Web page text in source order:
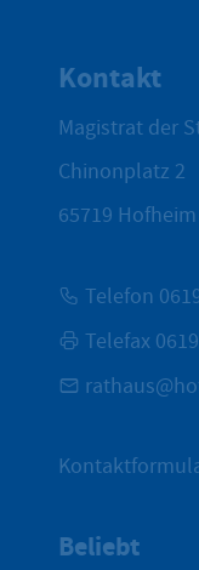
Kontakt
Magistrat der
Chinonplatz 2
65719
Telefon
Telefax
Beliebt